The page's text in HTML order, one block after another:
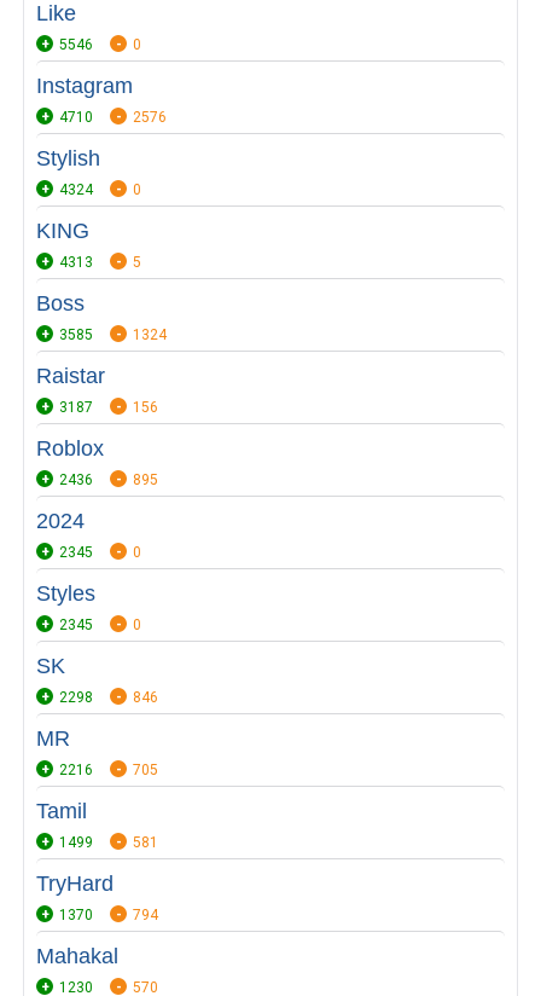
Like
5546 0
Instagram
4710 2576
Stylish
4324 0
KING
4313 5
Boss
3585 1324
Raistar
3187 156
Roblox
2436 895
2024
2345 0
Styles
2345 0
SK
2298 846
MR
2216 705
Tamil
1499 581
TryHard
1370 794
Mahakal
1230 570